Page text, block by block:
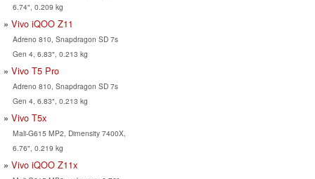
6.74", 0.209 kg
Vivo iQOO Z11
Adreno 810, Snapdragon SD 7s
Gen 4, 6.83", 0.213 kg
Vivo T5 Pro
Adreno 810, Snapdragon SD 7s
Gen 4, 6.83", 0.213 kg
Vivo T5x
Mali-G615 MP2, Dimensity 7400X,
6.76", 0.219 kg
Vivo iQOO Z11x